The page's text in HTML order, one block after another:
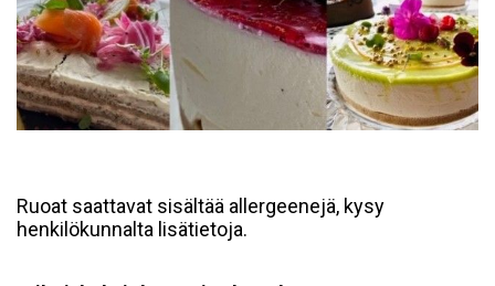
Ruoat saattavat sisältää allergeenejä, kysy
henkilökunnalta lisätietoja.